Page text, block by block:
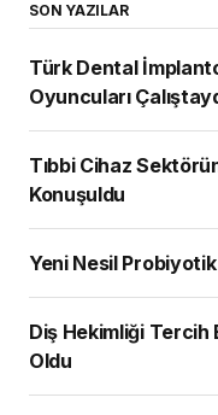
SON YAZILAR
Türk Dental
Oyuncuları
Tıbbi Cihaz
Konuşuldu
Yeni Nesil
Diş Hekimliği Tercih Edecekler
Oldu